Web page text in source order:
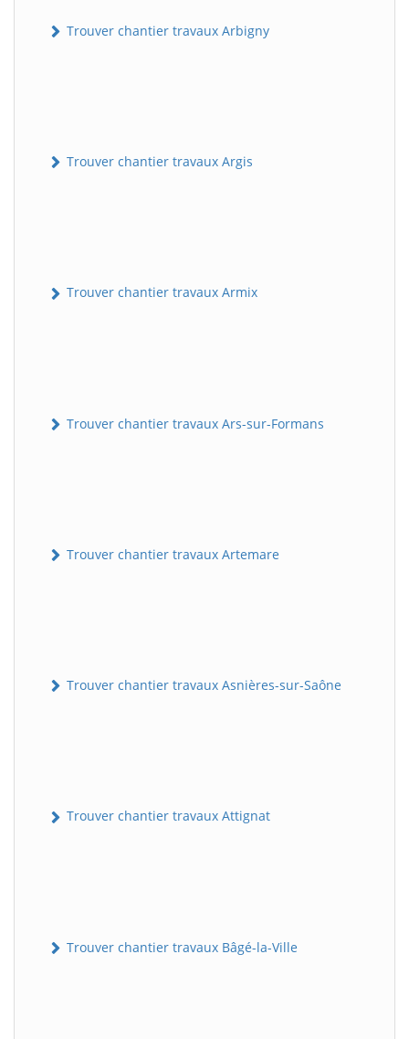
Trouver chantier travaux Arbigny
Trouver chantier travaux Argis
Trouver chantier travaux Armix
Trouver chantier travaux Ars-sur-Formans
Trouver chantier travaux Artemare
Trouver chantier travaux Asnières-sur-Saône
Trouver chantier travaux Attignat
Trouver chantier travaux Bâgé-la-Ville